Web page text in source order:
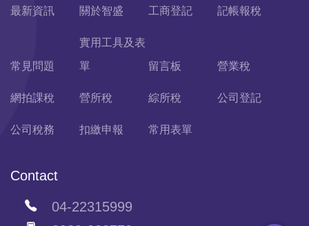
最新資訊 關於智盛 工商登記 記帳報稅
常見問題
實用工具及表
單
留言板 營業稅
網拍課稅 營所稅 綜所稅 公司登記
公司稅務 扣繳申報 常用表單
Contact
04-22315999